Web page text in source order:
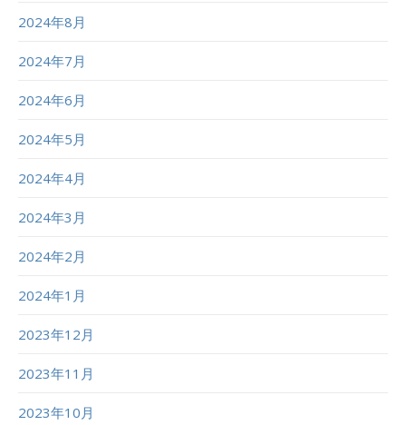
2024年8月
2024年7月
2024年6月
2024年5月
2024年4月
2024年3月
2024年2月
2024年1月
2023年12月
2023年11月
2023年10月